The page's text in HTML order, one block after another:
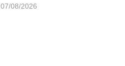
07/08/2026